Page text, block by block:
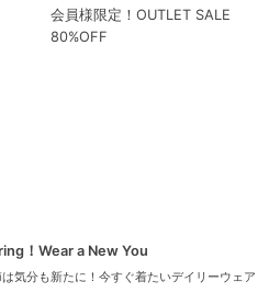
会員様限定！OUTLET SALE
80%OFF
！Wear a New You
気分も新たに！今すぐ着たいデイリーウェア